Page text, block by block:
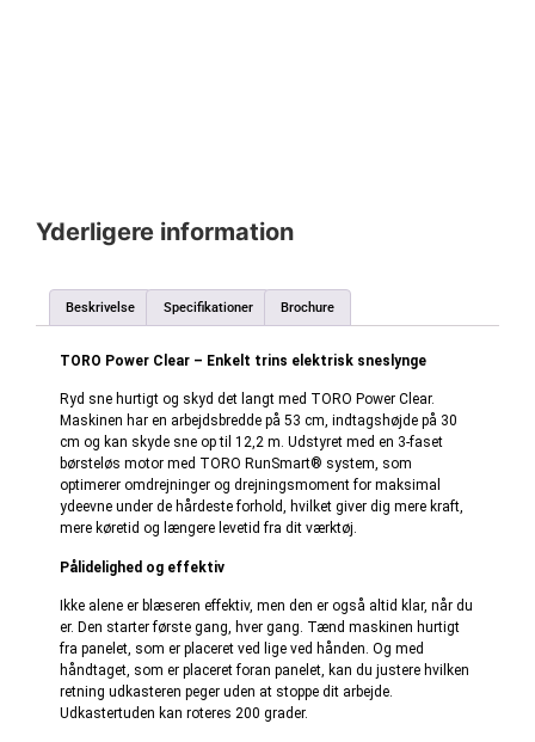
Yderligere information
Beskrivelse Specifikationer Brochure
TORO Power Clear – Enkelt trins elektrisk sneslynge
Ryd sne hurtigt og skyd det langt med TORO Power Clear.
Maskinen har en arbejdsbredde på 53 cm, indtagshøjde på 30
cm og kan skyde sne op til 12,2 m. Udstyret med en 3-faset
børsteløs motor med TORO RunSmart® system, som
optimerer omdrejninger og drejningsmoment for maksimal
ydeevne under de hårdeste forhold, hvilket giver dig mere kraft,
mere køretid og længere levetid fra dit værktøj.
Pålidelighed og effektiv
Ikke alene er blæseren effektiv, men den er også altid klar, når du
er. Den starter første gang, hver gang. Tænd maskinen hurtigt
fra panelet, som er placeret ved lige ved hånden. Og med
håndtaget, som er placeret foran panelet, kan du justere hvilken
retning udkasteren peger uden at stoppe dit arbejde.
Udkastertuden kan roteres 200 grader.